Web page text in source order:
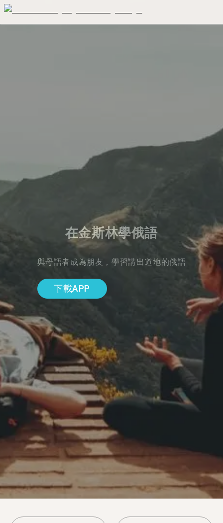
在金斯林學俄語
與母語者成為朋友，學習講出道地的俄語
下載APP